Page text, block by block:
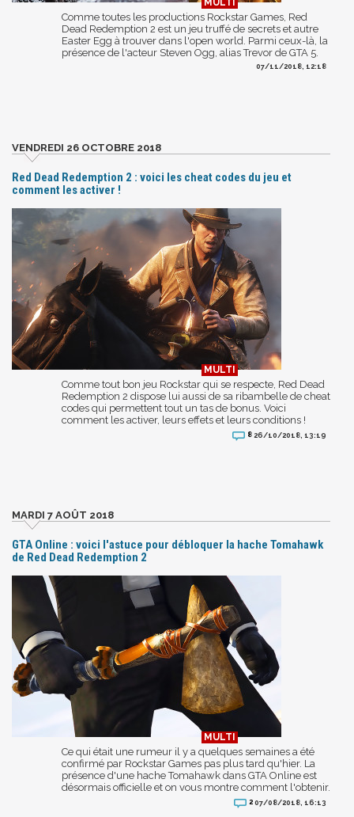
Comme toutes les productions Rockstar Games, Red
Dead Redemption 2 est un jeu truffé de secrets et autre
Easter Egg à trouver dans l'open world. Parmi ceux-là, la
présence de l'acteur Steven Ogg, alias Trevor de GTA 5.
07/11/2018, 12:18
VENDREDI 26 OCTOBRE 2018
Red Dead Redemption 2 : voici les cheat codes du jeu et
comment les activer !
Comme tout bon jeu Rockstar qui se respecte, Red Dead
Redemption 2 dispose lui aussi de sa ribambelle de cheat
codes qui permettent tout un tas de bonus. Voici
comment les activer, leurs effets et leurs conditions !
8 26/10/2018, 13:19
MARDI 7 AOÛT 2018
GTA Online : voici l'astuce pour débloquer la hache Tomahawk
de Red Dead Redemption 2
Ce qui était une rumeur il y a quelques semaines a été
confirmé par Rockstar Games pas plus tard qu'hier. La
présence d'une hache Tomahawk dans GTA Online est
désormais officielle et on vous montre comment l'obtenir.
2 07/08/2018, 16:13